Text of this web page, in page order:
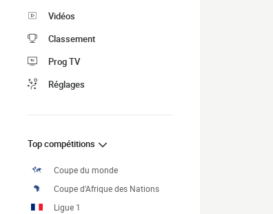
Vidéos
Classement
Prog TV
Réglages
Top compétitions
Coupe du monde
Coupe d'Afrique des Nations
Ligue 1